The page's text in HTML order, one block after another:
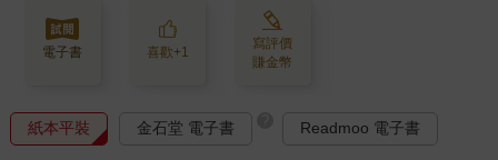
電子書 喜歡+1
寫評價
賺金幣
紙本平裝 金石堂 電子書 Readmoo 電子書